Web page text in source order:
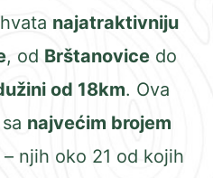
najatraktivniju
, od Brštanovicedo
od 18km. Ova
najvećim brojem
– njih oko 21 od kojih